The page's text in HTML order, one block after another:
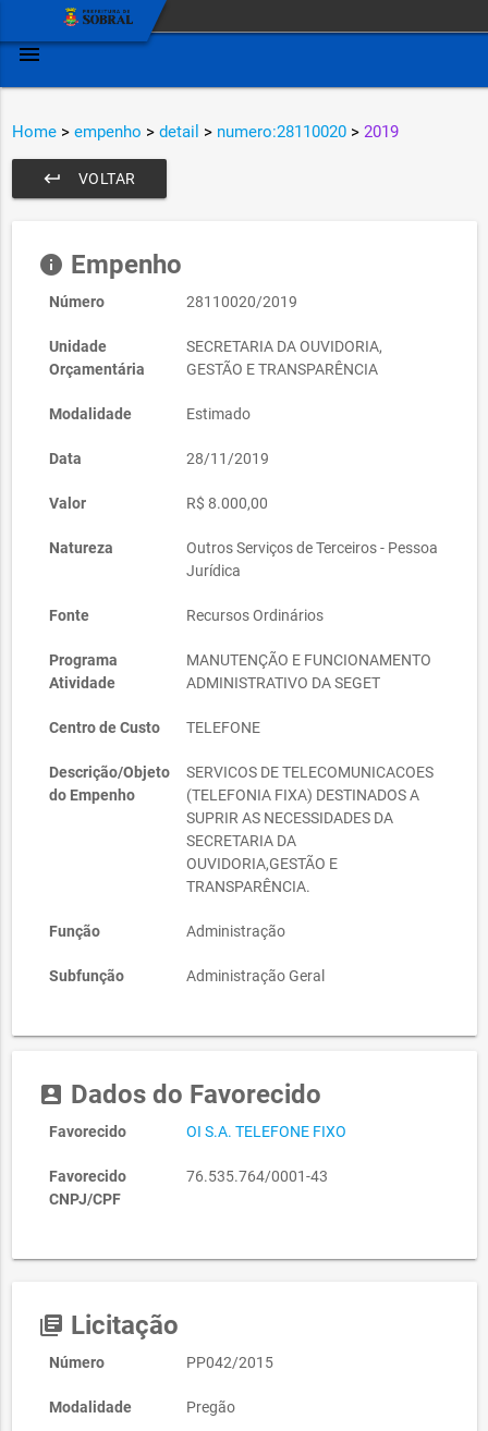
menu
Home > empenho > detail > numero:28110020 > 2019
VOLTAR
keyboard_return
info Empenho
Número 28110020/2019
Unidade
Orçamentária
SECRETARIA DA OUVIDORIA,
GESTÃO E TRANSPARÊNCIA
Modalidade Estimado
Data 28/11/2019
Valor R$ 8.000,00
Natureza
Outros Serviços de Terceiros - Pessoa
Jurídica
Fonte Recursos Ordinários
Programa
Atividade
MANUTENÇÃO E FUNCIONAMENTO
ADMINISTRATIVO DA SEGET
Centro de Custo TELEFONE
Descrição/Objeto
do Empenho
SERVICOS DE TELECOMUNICACOES
(TELEFONIA FIXA) DESTINADOS A
SUPRIR AS NECESSIDADES DA
SECRETARIA DA
OUVIDORIA,GESTÃO E
TRANSPARÊNCIA.
Função Administração
Subfunção Administração Geral
account_box Dados do Favorecido
Favorecido OI S.A. TELEFONE FIXO
Favorecido
CNPJ/CPF
76.535.764/0001-43
library_books Licitação
Número PP042/2015
Modalidade Pregão